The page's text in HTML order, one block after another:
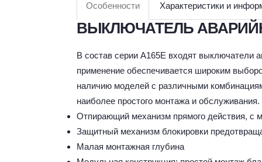
Особенности Характеристики и
ВЫКЛЮЧАТЕЛЬ
В состав серии A165E входят выключатели
применение обеспечивается широким
наличию моделей с различными
наиболее простого монтажа и обслуживания.
Отпирающий механизм прямого действия, с
Защитный механизм блокировки
Малая монтажная глубина